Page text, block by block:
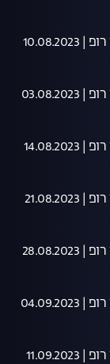
זה הדיבור עם דני רופ | 10.08.2023
זה הדיבור עם דני רופ | 03.08.2023
זה הדיבור עם דני רופ | 14.08.2023
זה הדיבור עם דני רופ | 21.08.2023
זה הדיבור עם דני רופ | 28.08.2023
זה הדיבור עם דני רופ | 04.09.2023
זה הדיבור עם דני רופ | 11.09.2023